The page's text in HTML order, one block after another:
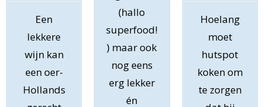
Een
lekkere
wijn kan
een oer-
Hollands
(hallo
superfood!
) maar ook
nog eens
erg lekker
én
Hoelang
moet
hutspot
koken om
te zorgen